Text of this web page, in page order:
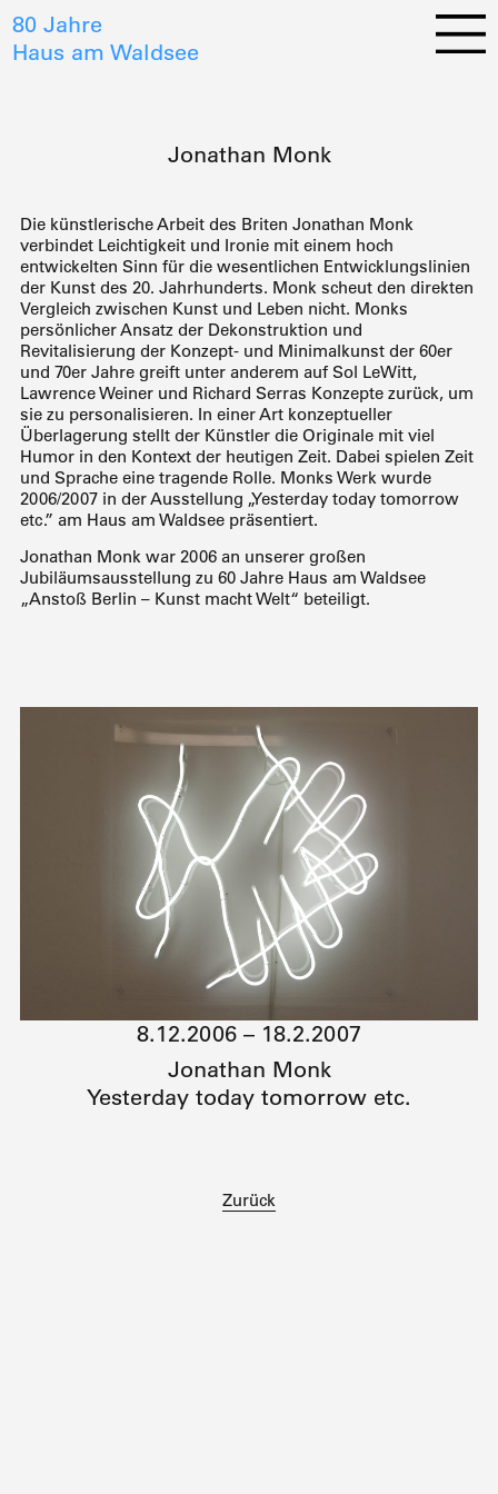
80 Jahre
Haus am Waldsee
Jonathan Monk
Die künstlerische Arbeit des Briten Jonathan Monk
verbindet Leichtigkeit und Ironie mit einem hoch
entwickelten Sinn für die wesentlichen Entwicklungslinien
der Kunst des 20. Jahrhunderts. Monk scheut den direkten
Vergleich zwischen Kunst und Leben nicht. Monks
persönlicher Ansatz der Dekonstruktion und
Revitalisierung der Konzept- und Minimalkunst der 60er
und 70er Jahre greift unter anderem auf Sol LeWitt,
Lawrence Weiner und Richard Serras Konzepte zurück, um
sie zu personalisieren. In einer Art konzeptueller
Überlagerung stellt der Künstler die Originale mit viel
Humor in den Kontext der heutigen Zeit. Dabei spielen Zeit
und Sprache eine tragende Rolle. Monks Werk wurde
2006/2007 in der Ausstellung „Yesterday today tomorrow
etc.” am Haus am Waldsee präsentiert.
Jonathan Monk war 2006 an unserer großen
Jubiläumsausstellung zu 60 Jahre Haus am Waldsee
„Anstoß Berlin – Kunst macht Welt“ beteiligt.
8.12.2006 – 18.2.2007
Jonathan Monk
Yesterday today tomorrow etc.
Zurück